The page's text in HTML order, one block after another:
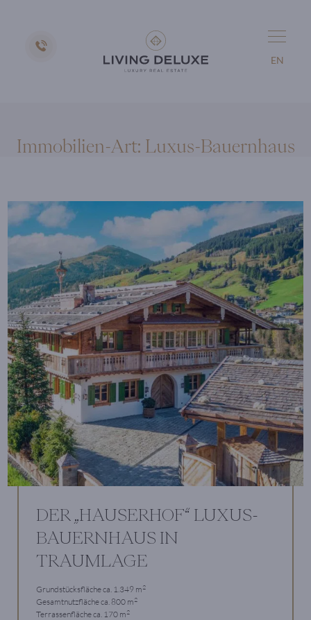
EN
Immobilien-Art: Luxus-Bauernhaus
DER „HAUSERHOF“ LUXUS-
BAUERNHAUS IN
TRAUMLAGE
Grundstücksfläche ca. 1.349 m2
Gesamtnutzfläche ca. 800 m2
Terrassenfläche ca. 170 m2